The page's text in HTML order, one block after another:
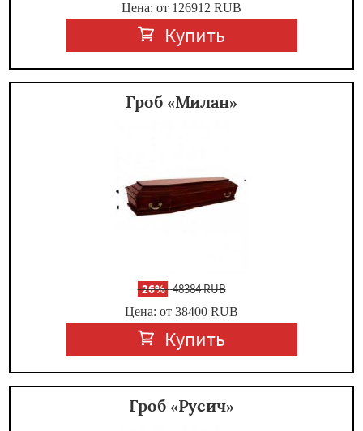
Цена: от 126912 RUB
Купить
Гроб «Милан»
-26%48384 RUB
Цена: от 38400 RUB
Купить
Гроб «Русич»